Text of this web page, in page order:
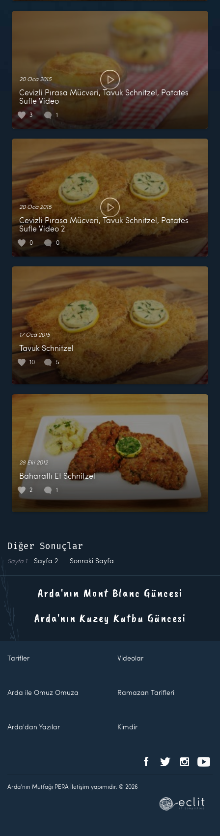
20 Oca 2015
Cevizli Pırasa Mücveri, Tavuk Schnitzel, Patates
Sufle Video
3 1
20 Oca 2015
Cevizli Pırasa Mücveri, Tavuk Schnitzel, Patates
Sufle Video 2
0 0
17 Oca 2015
Tavuk Schnitzel
10 5
28 Eki 2012
Baharatlı Et Schnitzel
2 1
Diğer Sonuçlar
Sayfa 1 Sayfa 2 Sonraki Sayfa
Arda'nın Mont Blanc Güncesi
Arda'nın Kuzey Kutbu Güncesi
Tarifler Videolar
Arda ile Omuz Omuza Ramazan Tarifleri
Arda'dan Yazılar Kimdir
Arda'nın Mutfağı PERA İletişim yapımıdır. © 2026